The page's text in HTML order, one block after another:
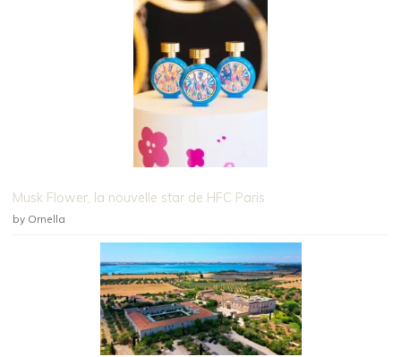
Musk Flower, la nouvelle star de HFC Paris
by Ornella